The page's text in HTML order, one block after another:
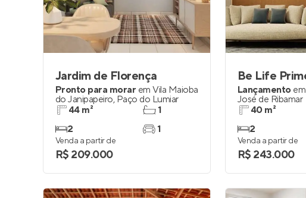
Jardim de Florença
Pronto para morar em Vila Maioba
do Janipapeiro, Paço do Lumiar
44 m²
2
1
1
Venda a partir de
R$ 209.000
Lançamento em
José de Ribamar
40 m²
2
Venda a partir de
R$ 243.000